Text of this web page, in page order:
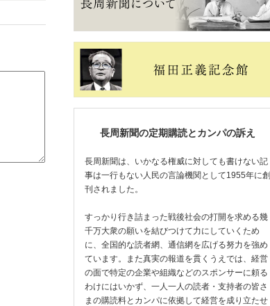
長周新聞の定期購読とカンパの訴え
長周新聞は、いかなる権威に対しても書けない記
事は一行もない人民の言論機関として1955年に創
刊されました。
すっかり行き詰まった戦後社会の打開を求める幾
千万大衆の願いを結びつけて力にしていくため
に、全国的な読者網、通信網を広げる努力を強め
ています。また真実の報道を貫くうえでは、経営
の面で特定の企業や組織などのスポンサーに頼る
わけにはいかず、一人一人の読者・支持者の皆さ
まの購読料とカンパに依拠して経営を成り立たせ